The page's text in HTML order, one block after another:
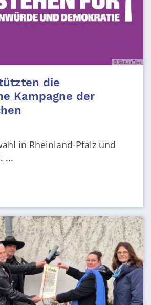
© Bistum Trier
die
Kampagne der
in Rheinland-Pfalz und
...